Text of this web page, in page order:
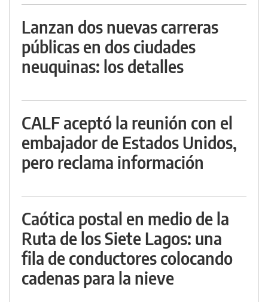
Lanzan dos nuevas carreras
públicas en dos ciudades
neuquinas: los detalles
CALF aceptó la reunión con el
embajador de Estados Unidos,
pero reclama información
Caótica postal en medio de la
Ruta de los Siete Lagos: una
fila de conductores colocando
cadenas para la nieve